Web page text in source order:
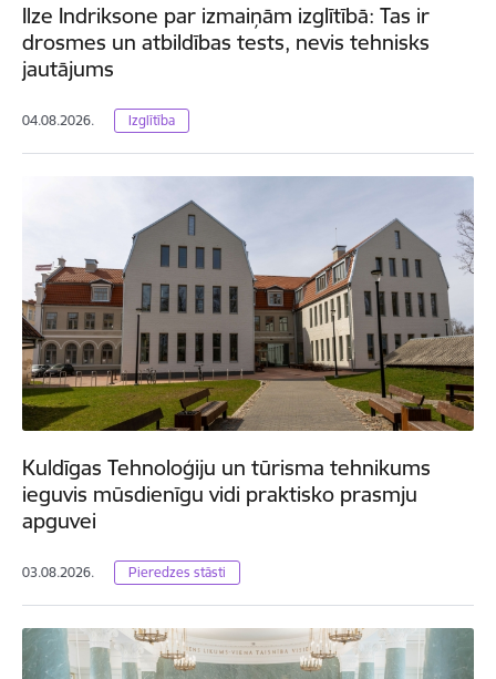
Ilze Indriksone par izmaiņām izglītībā: Tas ir
drosmes un atbildības tests, nevis tehnisks
jautājums
04.08.2026. Izglītība
Kuldīgas Tehnoloģiju un tūrisma tehnikums
ieguvis mūsdienīgu vidi praktisko prasmju
apguvei
03.08.2026. Pieredzes stāsti